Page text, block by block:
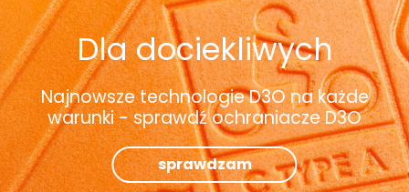
Dla dociekliwych
Najnowsze technologie D3O na każde
warunki - sprawdź ochraniacze D3O
sprawdzam